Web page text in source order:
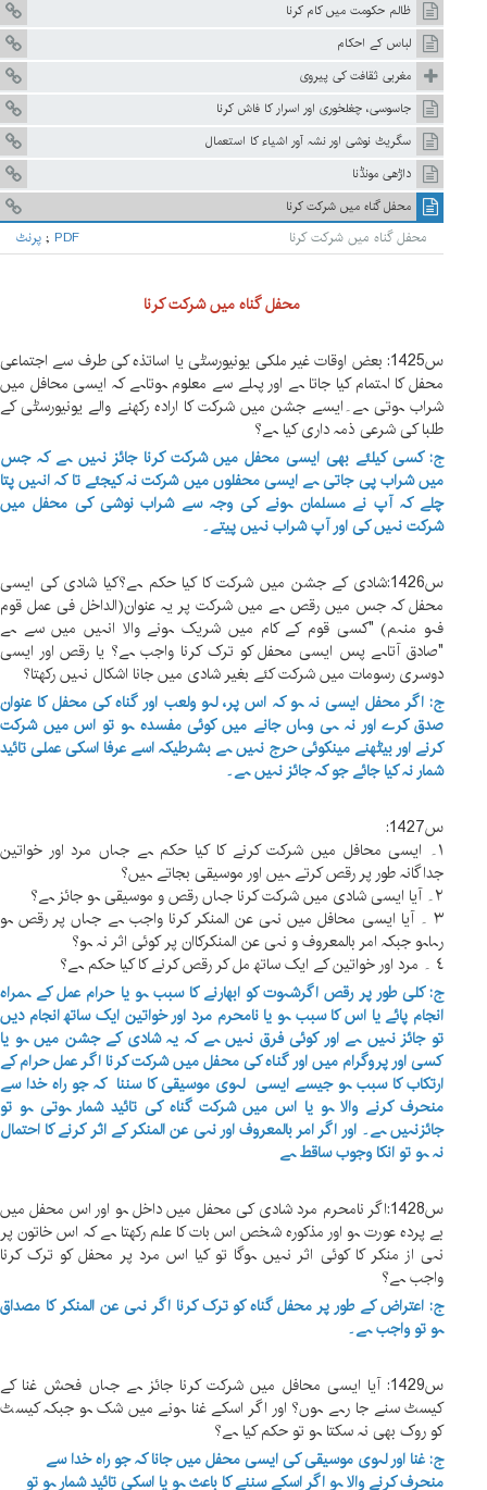
ظالم حکومت میں کام کرنا
لباس کے احکام
مغربی ثقافت کی پیروی
جاسوسی، چغلخوری اور اسرار کا فاش کرنا
سگریٹ نوشی اور نشہ آور اشیاء کا استعمال
داڑھی مونڈنا
محفل گناہ میں شرکت کرنا
محفل گناہ میں شرکت کرنا پرنٹ ; PDF
محفل گناہ میںشرکت کرنا
س1425 : بعض اوقات غیر ملکی یونیورسٹی یا اساتذہ کی طرف سے اجتماعی
محفل کا اہتمام کیا جاتا ہے اور پہلے سے معلوم ہوتاہے کہ ایسی محافل میں
شراب ہوتی ہے۔ایسے جشن میں شرکت کا ارادہ رکھنے والے یونیورسٹی کے
طلبا کی شرعی ذمہ داری کیا ہے؟
ج: کسی کیلئے بھی ایسی محفل میں شرکت کرنا جائز نہیں ہے کہ جس
میں شراب پی جاتی ہے ایسی محفلوں میں شرکت نہ کیجئے تا کہ انہیں پتا
چلے کہ آپ نے مسلمان ہونے کی وجہ سے شراب نوشی کی محفل میں
شرکت نہیں کی اور آپ شراب نہیں پیتے۔
س1426 :شادی کے جشن میں شرکت کا کیا حکم ہے؟کیا شادی کی ایسی
محفل کہ جس میں رقص ہے میں شرکت پر یہ عنوان(الداخل فی عمل قوم
فہو منہم) "کسی قوم کے کام میں شریک ہونے والا انہیں میں سے ہے
"صادق آتاہے پس ایسی محفل کو ترک کرنا واجب ہے؟ یا رقص اور ایسی
دوسری رسومات میں شرکت کئے بغیر شادی میں جانا اشکال نہیں رکھتا؟
ج: اگر محفل ایسی نہ ہو کہ اس پر، لہو ولعب اور گناہ کی محفل کا عنوان
صدق کرے اور نہ ہی وہاں جانے میں کوئی مفسدہ ہو تو اس میں شرکت
کرنے اور بیٹھنے میںکوئی حرج نہیں ہے بشرطیکہ اسے عرفا اسکی عملی تائید
شمار نہ کیا جائے جو کہ جائز نہیں ہے۔
س1427:
١۔ ایسی محافل میں شرکت کرنے کا کیا حکم ہے جہاں مرد اور خواتین
جداگانہ طور پر رقص کرتے ہیں اور موسیقی بجاتے ہیں؟
٢۔ آیا ایسی شادی میں شرکت کرنا جہاں رقص و موسیقی ہو جائز ہے؟
٣ ۔ آیا ایسی محافل میں نہی عن المنکر کرنا واجب ہے جہاں پر رقص ہو
رہاہو جبکہ امر بالمعروف و نہی عن المنکرکاان پر کوئی اثر نہ ہو؟
٤ ۔ مرد اور خواتین کے ایک ساتھ مل کر رقص کرنے کا کیا حکم ہے؟
ج: کلی طور پر رقص اگرشہوت کو ابھارنے کا سبب ہو یا حرام عمل کے ہمراہ
انجام پائے یا اس کا سبب ہو یا نامحرم مرد اور خواتین ایک ساتھ انجام دیں
تو جائز نہیں ہے اور کوئی فرق نہیں ہے کہ یہ شادی کے جشن میں ہو یا
کسی اور پروگرام میں اور گناہ کی محفل میں شرکت کرنا اگر عمل حرام کے
ارتکاب کا سبب ہو جیسے ایسی لہوی موسیقی کا سننا کہ جو راہ خدا سے
منحرف کرنے والا ہو یا اس میں شرکت گناہ کی تائید شمار ہوتی ہو تو
جائزنہیں ہے۔ اور اگر امر بالمعروف اور نہی عن المنکر کے اثر کرنے کا احتمال
نہ ہو تو انکا وجوب ساقط ہے
س1428:اگر نامحرم مرد شادی کی محفل میں داخل ہو اور اس محفل میں
بے پردہ عورت ہو اور مذکورہ شخص اس بات کا علم رکھتا ہے کہ اس خاتون پر
نہی از منکر کا کوئی اثر نہیں ہوگا تو کیا اس مرد پر محفل کو ترک کرنا
واجب ہے؟
ج: اعتراض کے طور پر محفل گناہ کو ترک کرنا اگر نہی عن المنکر کا مصداق
ہو تو واجب ہے۔
س1429: آیا ایسی محافل میں شرکت کرنا جائز ہے جہاں فحش غنا کے
کیسٹ سنے جا رہے ہوں؟ اور اگر اسکے غنا ہونے میں شک ہو جبکہ کیسٹ
کو روک بھی نہ سکتا ہو تو حکم کیا ہے؟
ج: غنا اور لہوی موسیقی کی ایسی محفل میں جانا کہ جو راہ خدا سے
منحرف کرنے والا ہو اگر اسکے سننے کا باعث ہو یا اسکی تائید شمار ہو تو